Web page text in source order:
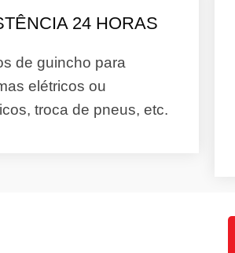
24 HORAS
de guincho para
elétricos ou
troca de pneus, etc.